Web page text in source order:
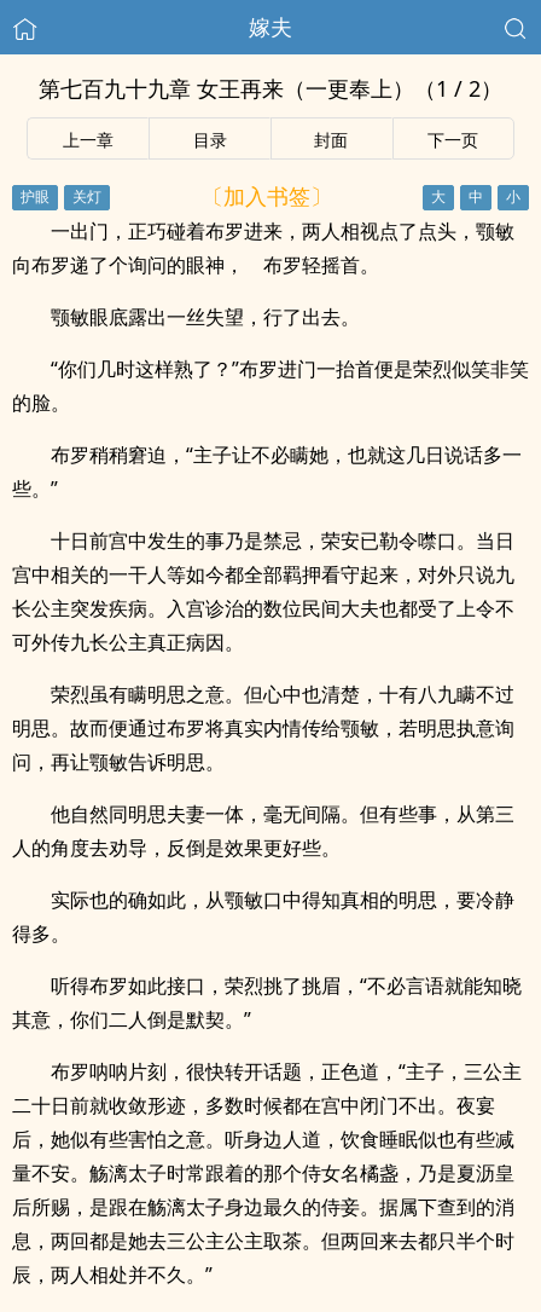
嫁夫
第七百九十九章 女王再来（一更奉上）（1 / 2）
上一章 目录 封面 下一页
〔加入书签〕
一出门，正巧碰着布罗进来，两人相视点了点头，颚敏
向布罗递了个询问的眼神， 布罗轻摇首。
颚敏眼底露出一丝失望，行了出去。
“你们几时这样熟了？”布罗进门一抬首便是荣烈似笑非笑
的脸。
布罗稍稍窘迫，“主子让不必瞒她，也就这几日说话多一
些。”
十日前宫中发生的事乃是禁忌，荣安已勒令噤口。当日
宫中相关的一干人等如今都全部羁押看守起来，对外只说九
长公主突发疾病。入宫诊治的数位民间大夫也都受了上令不
可外传九长公主真正病因。
荣烈虽有瞒明思之意。但心中也清楚，十有八九瞒不过
明思。故而便通过布罗将真实内情传给颚敏，若明思执意询
问，再让颚敏告诉明思。
他自然同明思夫妻一体，毫无间隔。但有些事，从第三
人的角度去劝导，反倒是效果更好些。
实际也的确如此，从颚敏口中得知真相的明思，要冷静
得多。
听得布罗如此接口，荣烈挑了挑眉，“不必言语就能知晓
其意，你们二人倒是默契。”
布罗呐呐片刻，很快转开话题，正色道，“主子，三公主
二十日前就收敛形迹，多数时候都在宫中闭门不出。夜宴
后，她似有些害怕之意。听身边人道，饮食睡眠似也有些减
量不安。觞漓太子时常跟着的那个侍女名橘盏，乃是夏沥皇
后所赐，是跟在觞漓太子身边最久的侍妾。据属下查到的消
息，两回都是她去三公主公主取茶。但两回来去都只半个时
辰，两人相处并不久。”